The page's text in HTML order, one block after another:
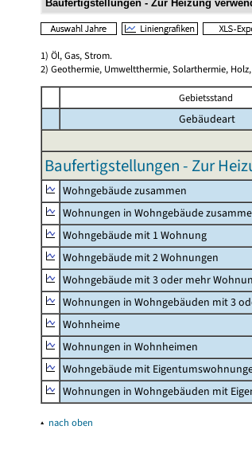
1) Öl, Gas, Strom.
2) Geothermie, Umweltthermie, Solarthermie,
Gebietsstand
Gebäudeart
Baufertigstellungen - Zur
Wohngebäude zusammen
Wohnungen in Wohngebäude
Wohngebäude mit 1 Wohnung
Wohngebäude mit 2 Wohnungen
Wohngebäude mit 3 oder mehr
Wohnungen in Wohngebäuden mit 3
Wohnheime
Wohnungen in Wohnheimen
Wohngebäude mit
Wohnungen in Wohngebäuden mit
▴ nach oben